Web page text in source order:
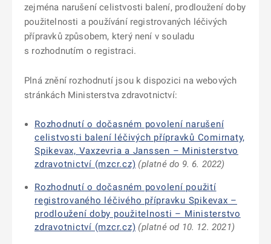
zejména narušení celistvosti balení, prodloužení doby
použitelnosti a používání registrovaných léčivých
přípravků způsobem, který není v souladu
s rozhodnutím o registraci.
Plná znění rozhodnutí jsou k dispozici na webových
stránkách Ministerstva zdravotnictví:
Rozhodnutí o dočasném povolení narušení
celistvosti balení léčivých přípravků Comirnaty,
Spikevax, Vaxzevria a Janssen – Ministerstvo
zdravotnictví (mzcr.cz) (platné do 9. 6. 2022)
Rozhodnutí o dočasném povolení použití
registrovaného léčivého přípravku Spikevax –
prodloužení doby použitelnosti – Ministerstvo
zdravotnictví (mzcr.cz) (platné od 10. 12. 2021)